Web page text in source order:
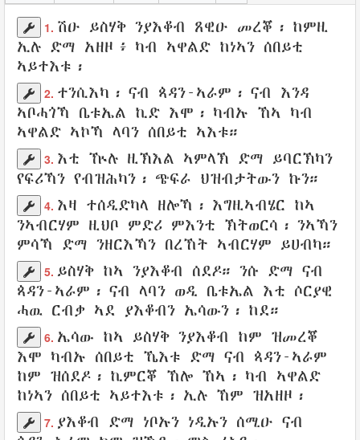
1. ሽዑ ይስሃቅ ንያእቆብ ጸዊዑ መረቖ ፡ ከምዚ
ኢሉ ድማ አዘዞ ፥ ካብ ኣዋልድ ከነኣን ሰበይቲ
ኣይተእቱ ፡
2. ተንሲእካ ፡ ናብ ጳዳን-ኣራም ፡ ናብ እንዳ
ኣቦሓጎኻ ቤቱኤል ኪድ እሞ፡ ካብኡ ኸኣ ካብ
ኣዋልድ ኣኮኻ ላባን ሰበይቲ ኣእቱ።
3. እቲ ዅሉ ዚኽእል ኣምላኽ ድማ ይባርኽካን
የፍሪኻን የብዝሕካን ፡ ጭፍራ ህዝብታትውን ኩን።
4. እዛ ተሰዲድካላ ዘሎኻ፡ እግዚኣብሄር ከኣ
ንኣብርሃም ዚህቦ ምድሪ ምእንቲ ኽትወርሳ ፡ ንኣኻን
ምሳኻ ድማ ንዘርእኻን በረኸት ኣብርሃም ይሀብካ።
5. ይስሃቅ ከኣ ንያእቆብ ሰደዶ። ንሱ ድማ ናብ
ጳዳን-ኣራም ፡ ናብ ላባን ወዲ ቤቱኤል እቲ ሶርያዊ
ሓዉ ርብቃ ኣደ ያእቆብን ኤሳውን ፡ ከደ።
6. ኤሳው ከኣ ይስሃቅ ንያእቆብ ከም ዝመረቖ
እሞ ካብኡ ሰበይቲ ኼእቱ ድማ ናብ ጳዳን-ኣራም
ከም ዝሰደዶ ፡ ኪምርቖ ኸሎ ኸኣ፡ ካብ ኣዋልድ
ከነኣን ሰበይቲ ኣይተእቱ ፡ ኢሉ ኸም ዝአዘዞ ፡
7. ያእቆብ ድማ ነቦኡን ነዲኡን ሰሚዑ ናብ